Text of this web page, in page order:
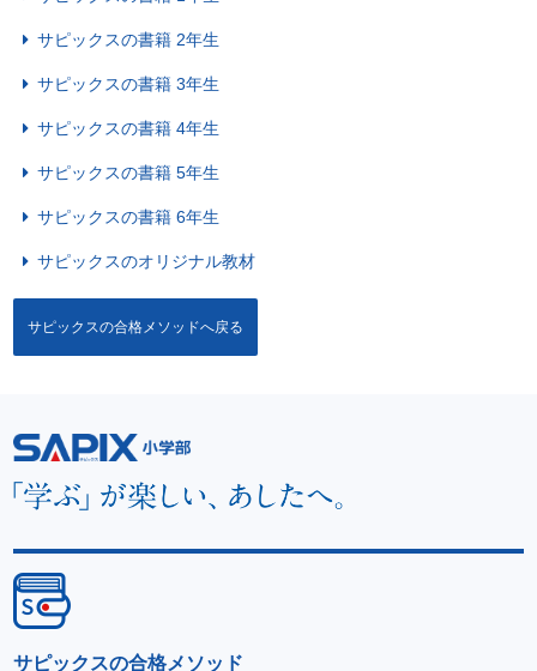
サピックスの書籍 2年生
サピックスの書籍 3年生
サピックスの書籍 4年生
サピックスの書籍 5年生
サピックスの書籍 6年生
サピックスのオリジナル教材
サピックスの合格メソッドへ戻る
サピックスの合格メソッド